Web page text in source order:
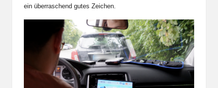
ein überraschend gutes Zeichen.